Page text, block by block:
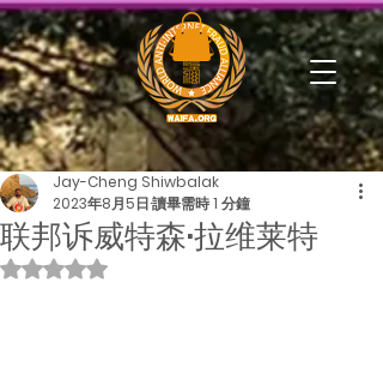
联邦诉威特森·拉维莱特
Jay-Cheng Shiwbalak
2023年8月5日讀畢需時 1 分鐘
評等為 NaN（最高為 5 顆星）。